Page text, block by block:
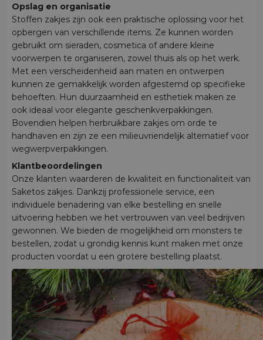
Opslag en organisatie
Stoffen zakjes zijn ook een praktische oplossing voor het
opbergen van verschillende items. Ze kunnen worden
gebruikt om sieraden, cosmetica of andere kleine
voorwerpen te organiseren, zowel thuis als op het werk.
Met een verscheidenheid aan maten en ontwerpen
kunnen ze gemakkelijk worden afgestemd op specifieke
behoeften. Hun duurzaamheid en esthetiek maken ze
ook ideaal voor elegante geschenkverpakkingen.
Bovendien helpen herbruikbare zakjes om orde te
handhaven en zijn ze een milieuvriendelijk alternatief voor
wegwerpverpakkingen.
Klantbeoordelingen
Onze klanten waarderen de kwaliteit en functionaliteit van
Saketos zakjes. Dankzij professionele service, een
individuele benadering van elke bestelling en snelle
uitvoering hebben we het vertrouwen van veel bedrijven
gewonnen. We bieden de mogelijkheid om monsters te
bestellen, zodat u grondig kennis kunt maken met onze
producten voordat u een grotere bestelling plaatst.